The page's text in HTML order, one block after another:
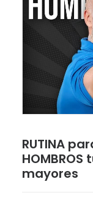
RUTINA
mayores